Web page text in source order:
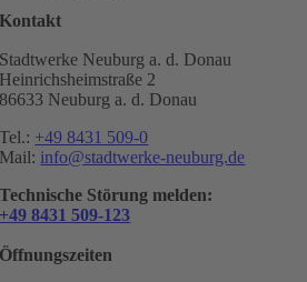
Kontakt
Stadtwerke Neuburg a. d. Donau
Heinrichsheimstraße 2
86633 Neuburg a. d. Donau
Tel.: +49 8431 509-0
Mail: info@stadtwerke-neuburg.de
Technische Störung melden:
+49 8431 509-123
Öffnungszeiten